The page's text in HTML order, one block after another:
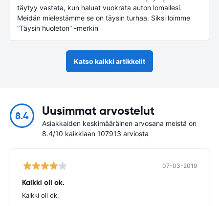
täytyy vastata, kun haluat vuokrata auton lomallesi.
Meidän mielestämme se on täysin turhaa. Siksi loimme
”Täysin huoleton” -merkin
Katso kaikki artikkelit
8.4 Uusimmat arvostelut
Asiakkaiden keskimääräinen arvosana meistä on
8.4/10 kaikkiaan 107913 arviosta
07-03-2019
Kaikki oli ok.
Kaikki oli ok.